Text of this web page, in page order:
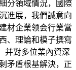
分領域情況，國際
進展，我們誠意向
材企業领会行業當
、理論和模子撰寫
并對多位業內資深
矛盾根基解決，正